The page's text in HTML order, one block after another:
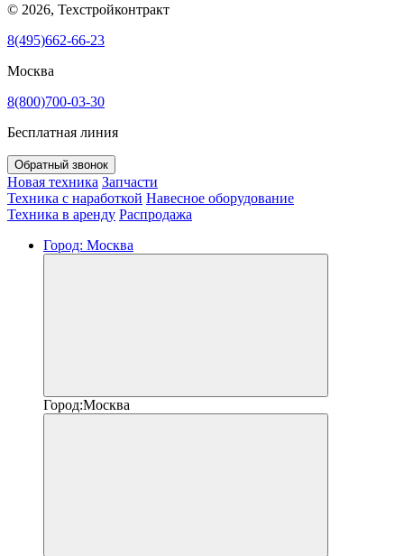
© 2026, Техстройконтракт
8(495)662-66-23
Москва
8(800)700-03-30
Бесплатная линия
Обратный звонок
Новая техника Запчасти
Техника с наработкой Навесное оборудование
Техника в аренду Распродажа
Город: Москва
Город:Москва